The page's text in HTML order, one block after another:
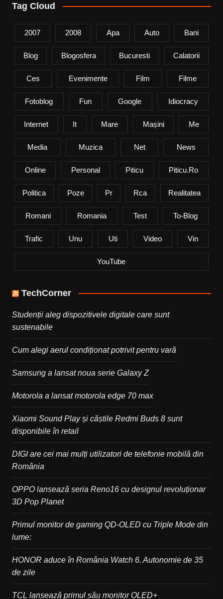
Tag Cloud
2007 2008 Apa Auto Bani
Blog Blogosfera Bucuresti Calatorii
Ces Evenimente Film Filme
Fotoblog Fun Google Idiocracy
Internet It Mare Mașini Me
Media Muzica Net News
Online Personal Piticu Piticu.ro
Politica Poze Pr Rca Realitatea
Romani Romania Test To-Blog
Trafic Unu Uti Video Vin
YouTube
TechCorner
Studenții aleg dispozitivele digitale care sunt
sustenabile
Cum alegi aerul condiționat potrivit pentru vară
Samsung a lansat noua serie Galaxy Z
Motorola a lansat motorola edge 70 max
Xiaomi Sound Play și căștile Redmi Buds 8 sunt
disponibile în retail
DIGI are cei mai mulți utilizatori de telefonie mobilă din
România
OPPO lansează seria Reno16 cu designul revoluționar
3D Pop Planet
Primul monitor de gaming QD-OLED cu Triple Mode din
lume:
HONOR aduce în România Watch 6. Autonomie de 35
de zile
TCL lansează primul său monitor OLED+